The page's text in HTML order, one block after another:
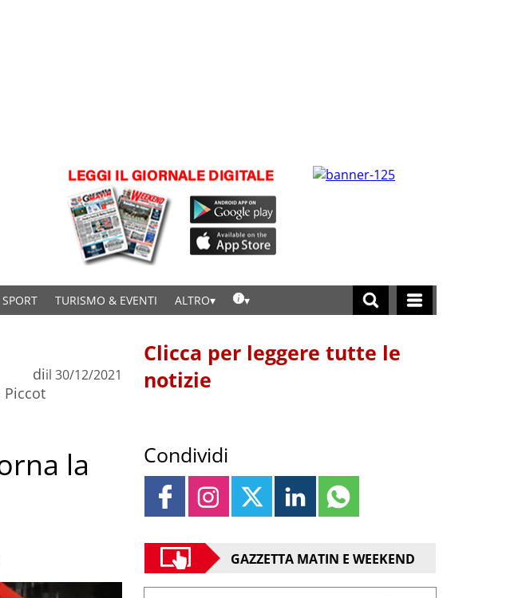
SPORT TURISMO & EVENTI ALTRO
di
Piccot
il 30/12/2021
la
Clicca per leggere tutte le
notizie
Condividi
GAZZETTA MATIN E WEEKEND